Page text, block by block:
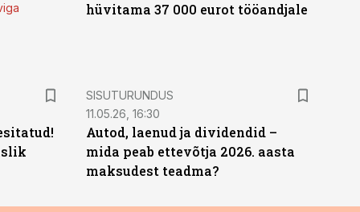
hüvitama 37 000 eurot tööandjale
ST
SISUTURUNDUS
11.05.26, 16:30
Autod, laenud ja dividendid –
mida peab ettevõtja 2026. aasta
maksudest teadma?